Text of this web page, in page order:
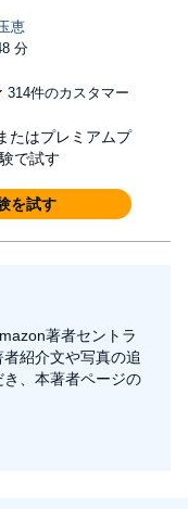
恵
分
314件のカスタマー
たはプレミアムプ
で試す
を試す
著者セントラ
紹介文や写真の追
、本著者ページの